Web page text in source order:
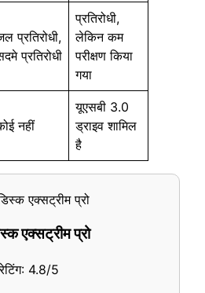
प्रतिरोधी,
प्रतिरोधी
प्रतिरोधी,
लेकिन कम
परीक्षण किया
गया
नहीं
यूएसबी 3.0
ड्राइव शामिल
है
एक्सट्रीम प्रो
रेटिंग: 4.8/5